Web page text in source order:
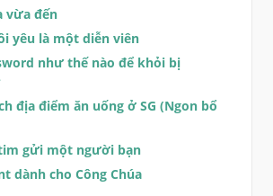
vừa đến
yêu là một diễn viên
như thế nào để khỏi bị
địa điểm ăn uống ở SG (Ngon bổ
gửi một người bạn
dành cho Công Chúa